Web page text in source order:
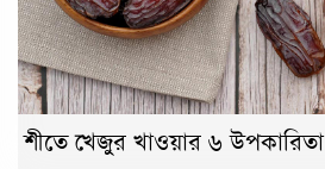
শীতে খেজুর খাওয়ার ৬ উপকারিতা